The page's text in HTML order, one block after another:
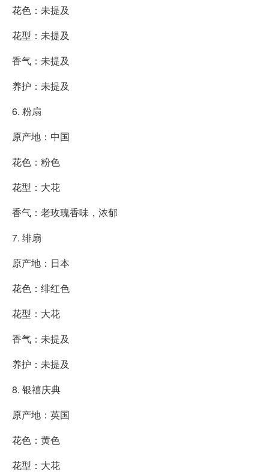
花色：未提及
花型：未提及
香气：未提及
养护：未提及
6. 粉扇
原产地：中国
花色：粉色
花型：大花
香气：老玫瑰香味，浓郁
7. 绯扇
原产地：日本
花色：绯红色
花型：大花
香气：未提及
养护：未提及
8. 银禧庆典
原产地：英国
花色：黄色
花型：大花